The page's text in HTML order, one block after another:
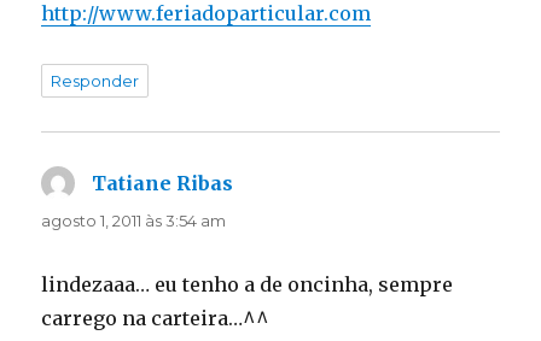
http://www.feriadoparticular.com
Responder
Tatiane Ribas
agosto 1, 2011 às 3:54 am
lindezaaa… eu tenho a de oncinha, sempre
carrego na carteira…^^